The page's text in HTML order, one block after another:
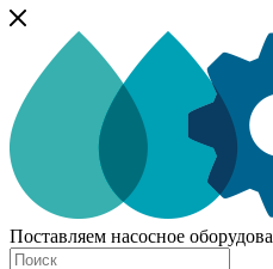
Поставляем насосное